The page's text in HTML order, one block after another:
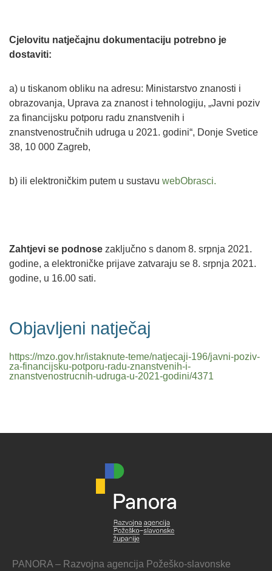
Cjelovitu natječajnu dokumentaciju potrebno je
dostaviti:
a) u tiskanom obliku na adresu: Ministarstvo znanosti i
obrazovanja, Uprava za znanost i tehnologiju, „Javni poziv
za financijsku potporu radu znanstvenih i
znanstvenostručnih udruga u 2021. godini“, Donje Svetice
38, 10 000 Zagreb,
b) ili elektroničkim putem u sustavu webObrasci.
Zahtjevi se podnose zaključno s danom 8. srpnja 2021.
godine, a elektroničke prijave zatvaraju se 8. srpnja 2021.
godine, u 16.00 sati.
Objavljeni natječaj
https://mzo.gov.hr/istaknute-teme/natjecaji-196/javni-poziv-
za-financijsku-potporu-radu-znanstvenih-i-
znanstvenostrucnih-udruga-u-2021-godini/4371
PANORA – Razvojna agencija Požeško-slavonske